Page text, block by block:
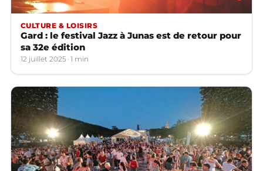
CULTURE & LOISIRS
Gard : le festival Jazz à Junas est de retour pour
sa 32e édition
12 juillet 2025 1 min